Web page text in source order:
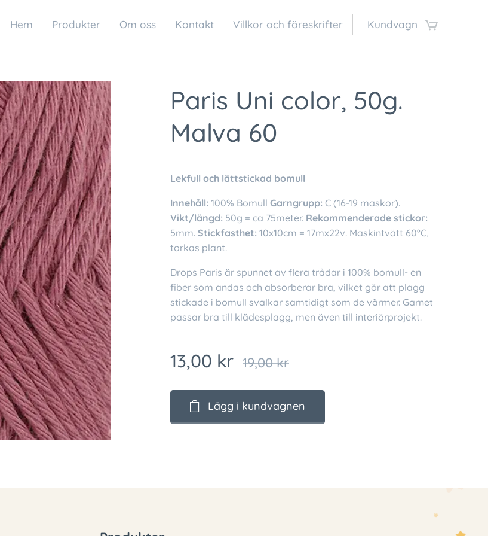
Hem Produkter Om oss Kontakt Villkor och föreskrifter Kundvagn
Paris Uni color, 50g.
Malva 60
Lekfull och lättstickad bomull
Innehåll: 100% Bomull Garngrupp: C (16-19 maskor).
Vikt/längd: 50g = ca 75meter. Rekommenderade stickor:
5mm. Stickfasthet: 10x10cm = 17mx22v. Maskintvätt 60°C,
torkas plant.
Drops Paris är spunnet av flera trådar i 100% bomull- en
fiber som andas och absorberar bra, vilket gör att plagg
stickade i bomull svalkar samtidigt som de värmer. Garnet
passar bra till klädesplagg, men även till interiörprojekt.
13,00 kr 19,00kr
Lägg i kundvagnen